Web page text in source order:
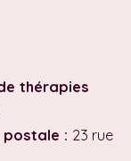
thérapies
postale : 23 rue